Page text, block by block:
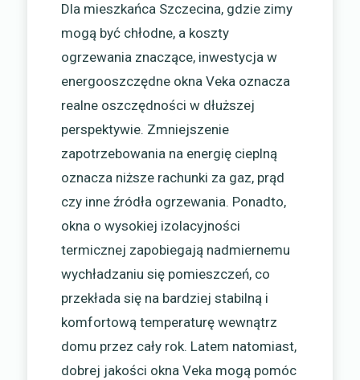
Dla mieszkańca Szczecina, gdzie zimy
mogą być chłodne, a koszty
ogrzewania znaczące, inwestycja w
energooszczędne okna Veka oznacza
realne oszczędności w dłuższej
perspektywie. Zmniejszenie
zapotrzebowania na energię cieplną
oznacza niższe rachunki za gaz, prąd
czy inne źródła ogrzewania. Ponadto,
okna o wysokiej izolacyjności
termicznej zapobiegają nadmiernemu
wychładzaniu się pomieszczeń, co
przekłada się na bardziej stabilną i
komfortową temperaturę wewnątrz
domu przez cały rok. Latem natomiast,
dobrej jakości okna Veka mogą pomóc